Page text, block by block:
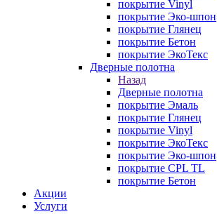
покрытие Vinyl
покрытие Эко-шпон
покрытие Глянец
покрытие Бетон
покрытие ЭкоТекс
Дверные полотна
Назад
Дверные полотна
покрытие Эмаль
покрытие Глянец
покрытие Vinyl
покрытие ЭкоТекс
покрытие Эко-шпон
покрытие CPL TL
покрытие Бетон
Акции
Услуги